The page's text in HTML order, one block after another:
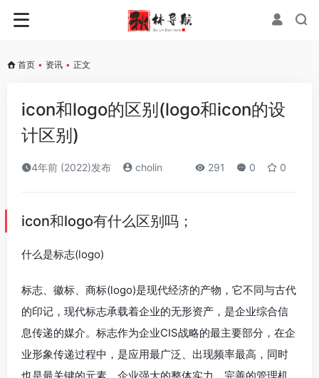
首页 • 资讯 • 正文
icon和logo的区别(logo和icon的设
计区别)
4年前 (2022)发布 cholin 291 0 0
icon和logo有什么区别吗；
什么是标志(logo)
标志、徽标、商标(logo)是现代经济的产物，它不同与古代
的印记，现代标志承载着企业的无形资产，是企业综合信
息传递的媒介。标志作为企业CIS战略的最主要部分，在企
业形象传递过程中，是应用最广泛、出现频率最高，同时